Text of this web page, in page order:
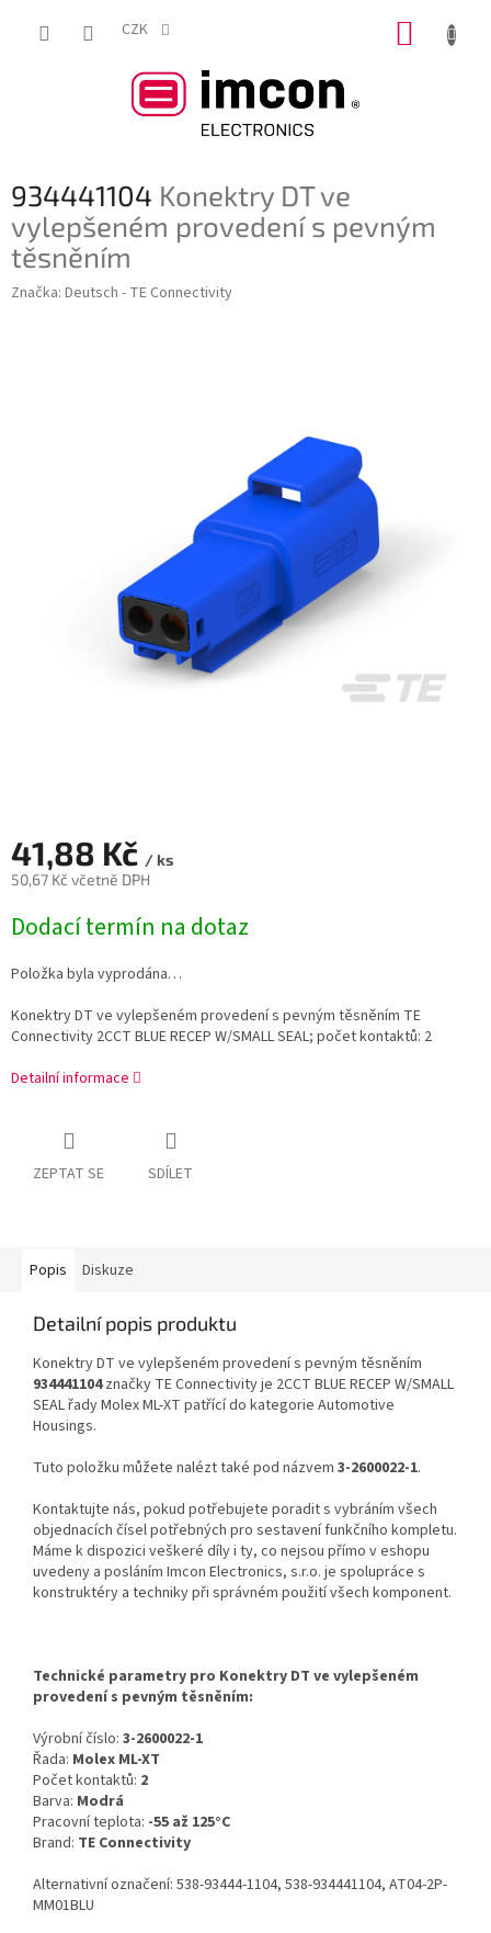
CZK
934441104 Konektry DT ve
vylepšeném provedení s pevným
těsněním
Značka: Deutsch - TE Connectivity
41,88 Kč / ks
50,67 Kč včetně DPH
cena:
Dodací termín na dotaz
Položka byla vyprodána…
Konektry DT ve vylepšeném provedení s pevným těsněním TE
Connectivity 2CCT BLUE RECEP W/SMALL SEAL; počet kontaktů: 2
Detailní informace
ZEPTAT SE SDÍLET
Popis Diskuze
Detailní popis produktu
Konektry DT ve vylepšeném provedení s pevným těsněním
934441104značky TE Connectivity je 2CCT BLUE RECEP W/SMALL
SEAL řady Molex ML-XT patřící do kategorie Automotive
Housings.
Tuto položku můžete nalézt také pod názvem 3-2600022-1.
Kontaktujte nás, pokud potřebujete poradit s vybráním všech
objednacích čísel potřebných pro sestavení funkčního kompletu.
Máme k dispozici veškeré díly i ty, co nejsou přímo v eshopu
uvedeny a posláním Imcon Electronics, s.r.o. je spolupráce s
konstruktéry a techniky při správném použití všech komponent.
Technické parametry pro Konektry DT ve vylepšeném
provedení s pevným těsněním:
Výrobní číslo: 3-2600022-1
Řada: Molex ML-XT
Počet kontaktů: 2
Barva: Modrá
Pracovní teplota: -55 až 125°C
Brand: TE Connectivity
Alternativní označení: 538-93444-1104, 538-934441104, AT04-2P-
MM01BLU